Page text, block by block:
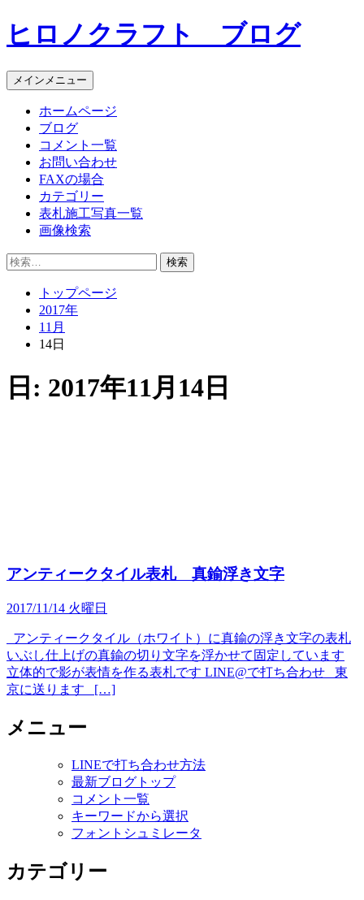
コ
ン
ン
ツ
ヒロノクラフト ブログ
メインメニュー
ホームページ
ブログ
コメント一覧
お問い合わせ
FAXの場合
カテゴリー
表札施工写真一覧
画像検索
検
トップページ
2017年
11月
14日
日: 2017年11月14日
アンティークタイル表札 真鍮浮き文字
2017/11/14 火曜日
アンティークタイル（ホワイト）に真鍮の浮き文字の表札
いぶし仕上げの真鍮の切り文字を浮かせて固定しています
立体的で影が表情を作る表札です LINE@で打ち合わせ 東
京に送ります […]
メニュー
LINEで打ち合わせ方法
最新ブログトップ
コメント一覧
キーワードから選択
フォントシュミレータ
カテゴリー